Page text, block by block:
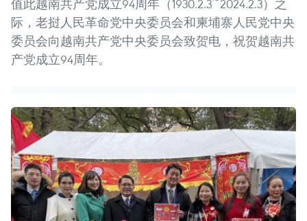
值此越南共产党成立94周年（1930.2.3~2024.2.3）之
际，老挝人民革命党中央委员会和柬埔寨人民党中央
委员会向越南共产党中央委员会致贺电，祝贺越南共
产党成立94周年。